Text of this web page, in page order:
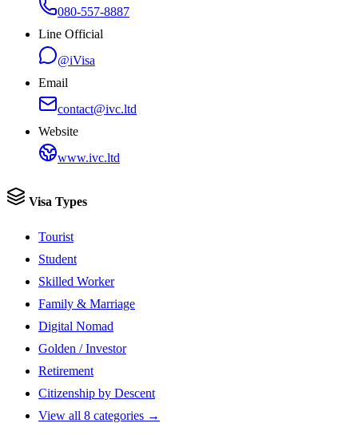
080-557-8887
Line Official
@iVisa
Email
contact@ivc.ltd
Website
www.ivc.ltd
Visa Types
Tourist
Student
Skilled Worker
Family & Marriage
Digital Nomad
Golden / Investor
Retirement
Citizenship by Descent
View all 8 categories →